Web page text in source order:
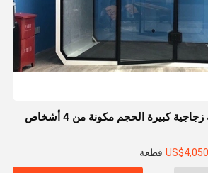
كبيرة الحجم مكونة من 4 أشخاص